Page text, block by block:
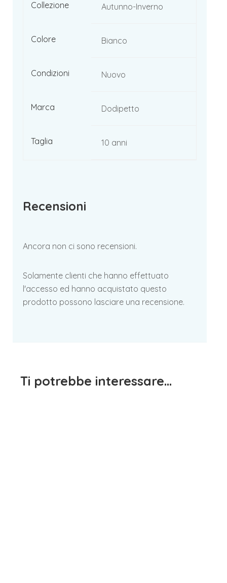
Collezione Autunno-Inverno
Colore Bianco
Condizioni Nuovo
Marca Dodipetto
Taglia 10 anni
Recensioni
Ancora non ci sono recensioni.
Solamente clienti che hanno effettuato
l'accesso ed hanno acquistato questo
prodotto possono lasciare una recensione.
Ti potrebbe interessare…